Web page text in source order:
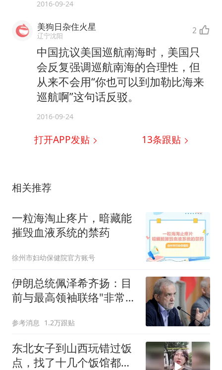
2016-09-24
美狗日杂住火星
辽宁沈阳 2
中国抗议美国巡航南海时，美国只
会反复强调巡航南海的合理性，但
从来不会用“你也可以到加勒比海来
巡航啊”这句话反驳。
2016-09-24
打开APP发贴 13条跟贴
相关推荐
一粒海淘止疼片，暗藏能
摧毁血液系统的禁药
徐州市妇幼保健院官方账号
伊朗总统佩泽希齐扬：目
前与最高领袖联络"非常困
参考消息 1.2万跟贴
东北女子到山西玩错过饭
点，找了十几个饭馆都没